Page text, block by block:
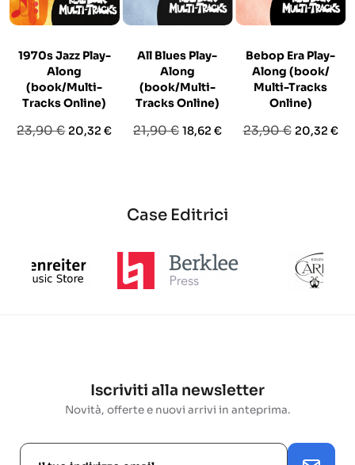
1970s Jazz Play-
Along
(book/Multi-
Tracks Online)
Prezzo
23,90 € Prezzo
20,32 €
All Blues Play-
Along
(book/Multi-
Tracks Online)
Prezzo
21,90 € Prezzo
18,62 €
Bebop Era Play-
Along (book/
Multi-Tracks
Online)
Prezzo
23,90 € Prezzo
20,32 €
Case Editrici
Iscriviti alla newsletter
Novità, offerte e nuovi arrivi in anteprima.